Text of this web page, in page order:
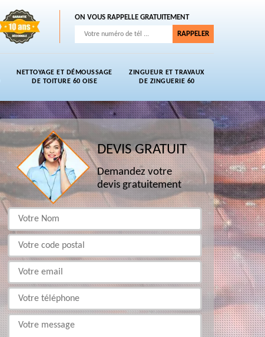
ON VOUS RAPPELLE GRATUITEMENT
NETTOYAGE ET DÉMOUSSAGE
DE TOITURE 60 OISE
ZINGUEUR ET TRAVAUX
DE ZINGUERIE 60
DEVIS GRATUIT
Demandez votre
devis gratuitement